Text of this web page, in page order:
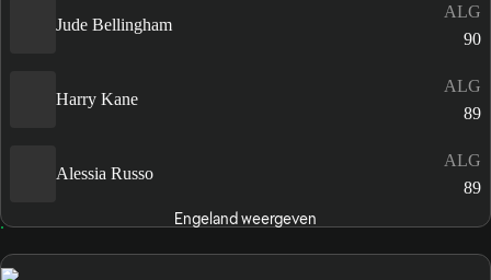
Jude Bellingham
ALG
90
Harry Kane
ALG
89
Alessia Russo
ALG
89
Engeland weergeven